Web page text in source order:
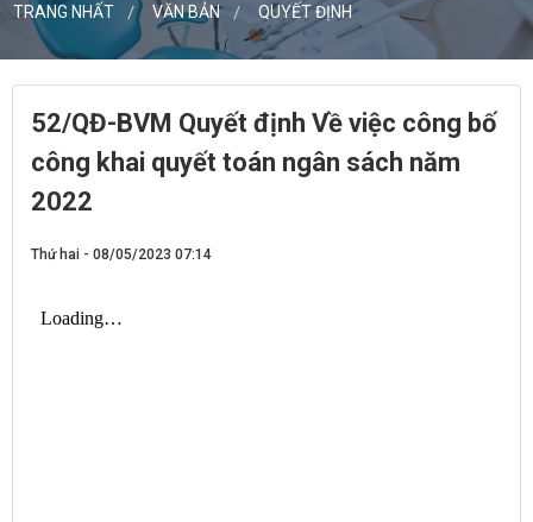
TRANG NHẤT VĂN BẢN QUYẾT ĐỊNH
52/QĐ-BVM Quyết định Về việc công bố
công khai quyết toán ngân sách năm
2022
Thứ hai - 08/05/2023 07:14